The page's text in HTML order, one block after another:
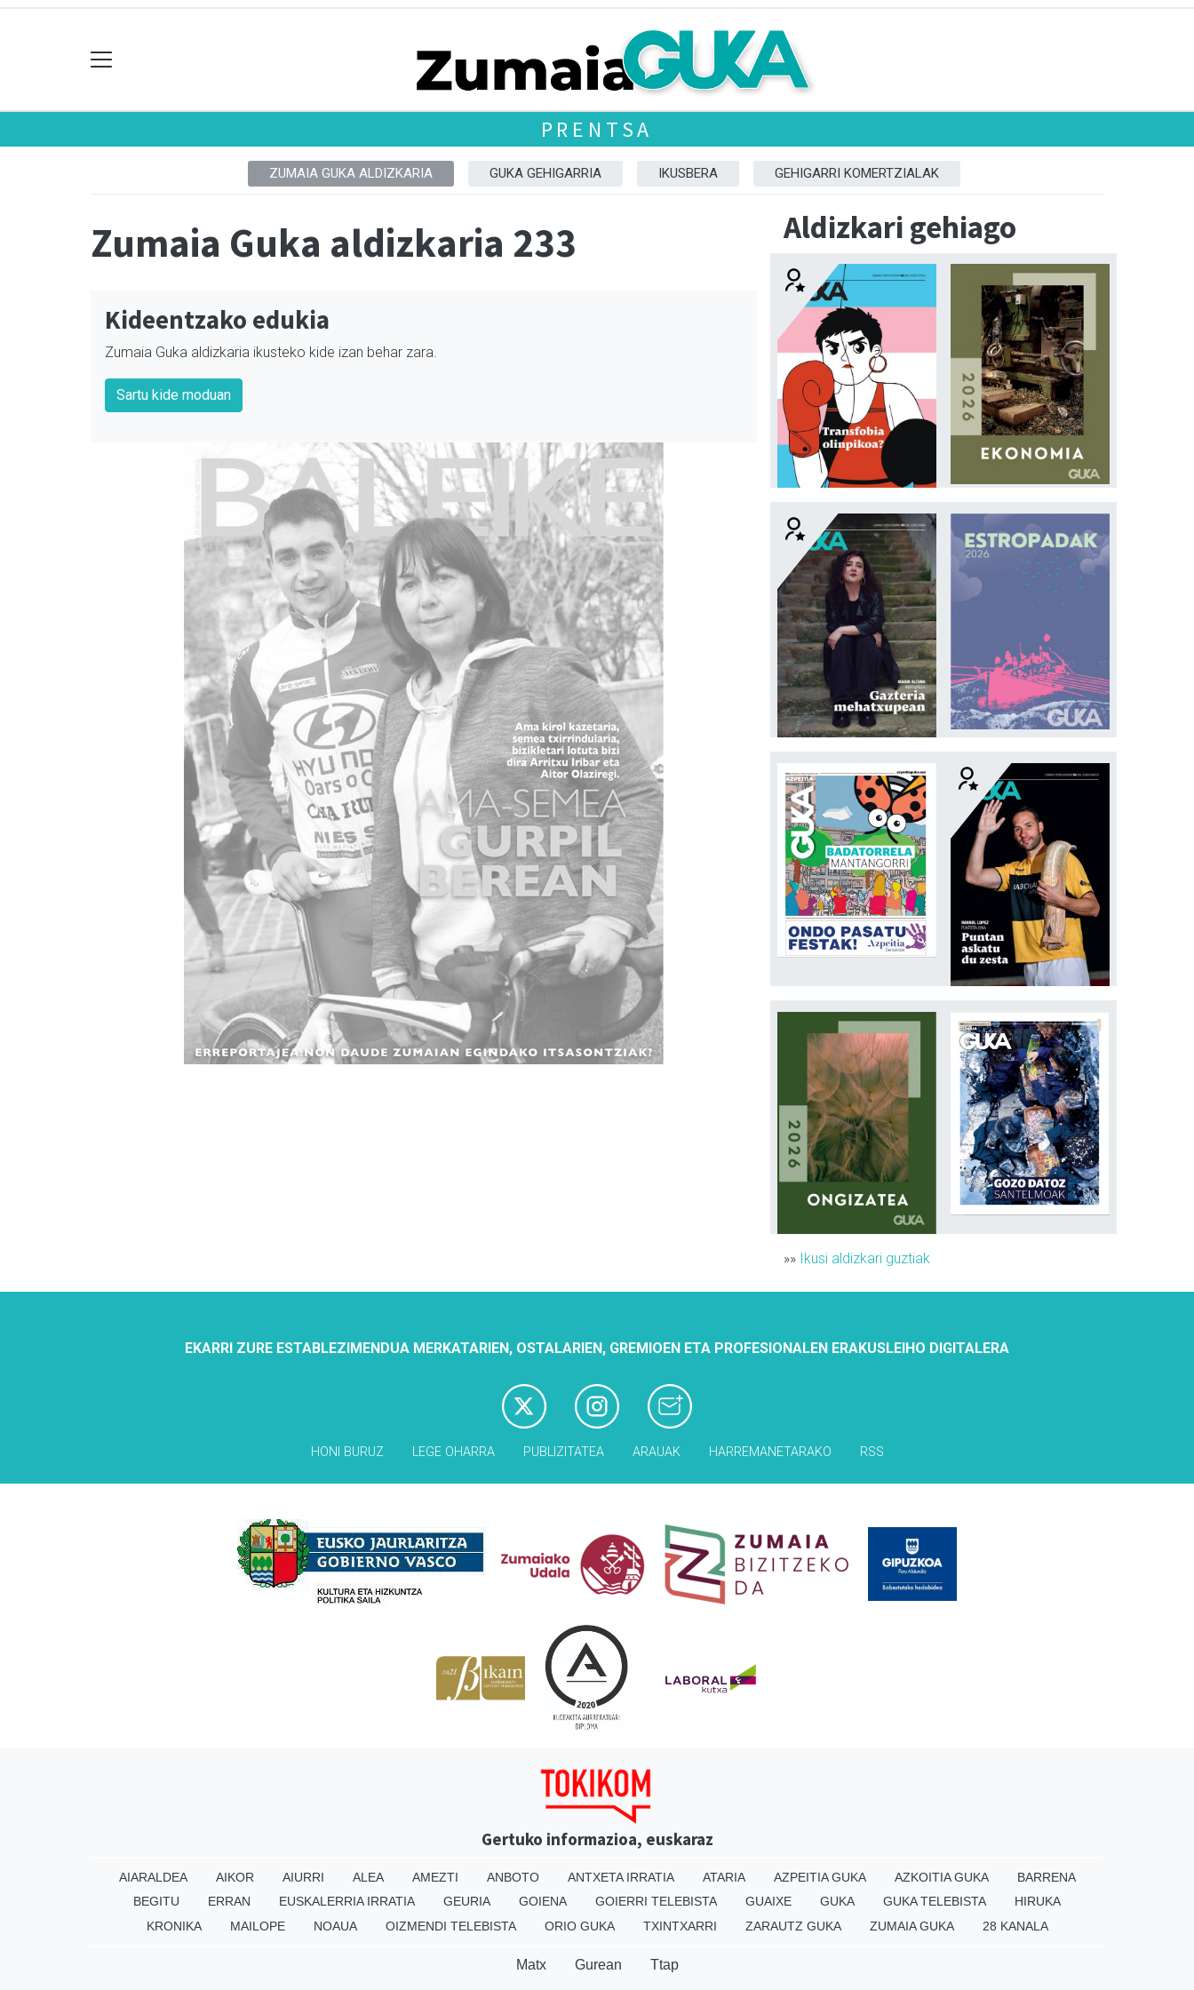
PRENTSA
ZUMAIA GUKA ALDIZKARIA GUKA GEHIGARRIA IKUSBERA GEHIGARRI KOMERTZIALAK
Zumaia Guka aldizkaria 233
Kideentzako edukia
Zumaia Guka aldizkaria ikusteko kide izan behar zara.
Sartu kide moduan
Aldizkari gehiago
»» Ikusi aldizkari guztiak
EKARRI ZURE ESTABLEZIMENDUA MERKATARIEN, OSTALARIEN, GREMIOEN ETA PROFESIONALEN ERAKUSLEIHO DIGITALERA
HONI BURUZ LEGE OHARRA PUBLIZITATEA ARAUAK HARREMANETARAKO RSS
Gertuko informazioa, euskaraz
AIARALDEA AIKOR AIURRI ALEA AMEZTI ANBOTO ANTXETA IRRATIA ATARIA AZPEITIA GUKA AZKOITIA GUKA
BARRENA
BEGITU
ERRAN EUSKALERRIA IRRATIA GEURIA GOIENA GOIERRI TELEBISTA GUAIXE GUKA GUKA TELEBISTA
HIRUKA
KRONIKA
MAILOPE NOAUA OIZMENDI TELEBISTA ORIO GUKA TXINTXARRI ZARAUTZ GUKA ZUMAIA GUKA 28 KANALA
Matx Gurean Ttap